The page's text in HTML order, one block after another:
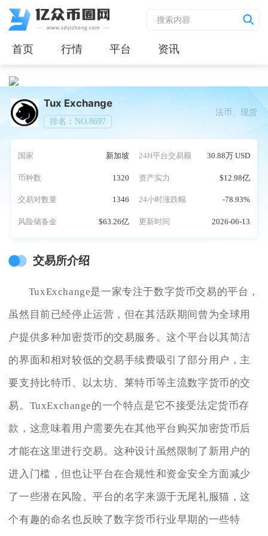
首页 行情 平台 资讯
Tux Exchange
排名：NO.8697
法币、现货
国家 新加坡 24H平台交易额 30.88万 USD
币种数 1320 资产实力 $12.98亿
交易对数量 1346 24小时涨跌幅 -78.93%
风险储备金 $63.26亿 更新时间 2026-06-13
交易所介绍
TuxExchange是一家专注于数字货币交易的平台，
虽然目前已经停止运营，但在其活跃期间曾为全球用
户提供多种加密货币的交易服务。这个平台以其简洁
的界面和相对较低的交易手续费吸引了部分用户，主
要支持比特币、以太坊、莱特币等主流数字货币的交
易。TuxExchange的一个特点是它不接受法定货币存
款，这意味着用户需要先在其他平台购买加密货币后
才能在这里进行交易。这种设计虽然限制了新用户的
进入门槛，但也让平台在合规性和资金安全方面减少
了一些潜在风险。平台的名字来源于无尾礼服猫，这
个有趣的命名也反映了数字货币行业早期的一些特